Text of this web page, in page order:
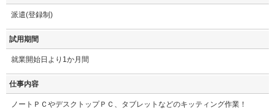
派遣(登録制)
試用期間
就業開始日より1か月間
仕事内容
ノートＰＣやデスクトップＰＣ、タブレットなどのキッティング作業！